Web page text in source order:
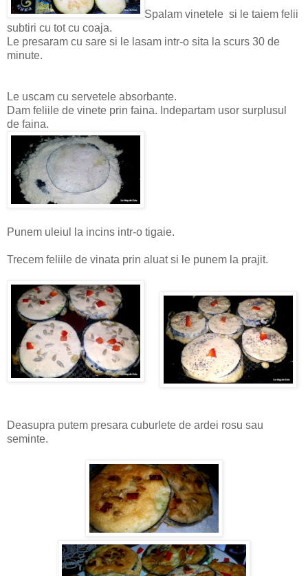
Spalam vinetele si le taiem felii
subtiri cu tot cu coaja.
Le presaram cu sare si le lasam intr-o sita la scurs 30 de
minute.
Le uscam cu servetele absorbante.
Dam feliile de vinete prin faina. Indepartam usor surplusul
de faina.
Punem uleiul la incins intr-o tigaie.
Trecem feliile de vinata prin aluat si le punem la prajit.
Deasupra putem presara cuburlete de ardei rosu sau
seminte.